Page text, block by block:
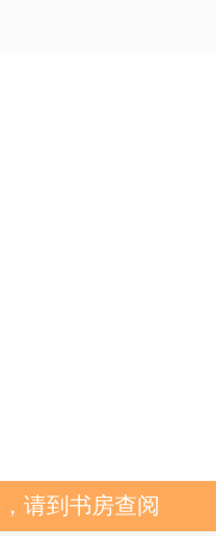
请到书房查阅